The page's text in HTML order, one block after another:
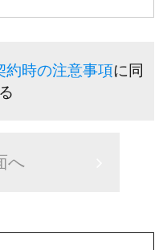
約時の注意事項に同